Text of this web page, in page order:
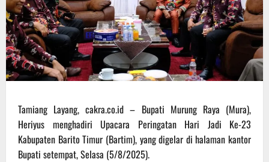
Tamiang Layang, cakra.co.id – Bupati Murung Raya (Mura),
Heriyus menghadiri Upacara Peringatan Hari Jadi Ke-23
Kabupaten Barito Timur (Bartim), yang digelar di halaman kantor
Bupati setempat, Selasa (5/8/2025).